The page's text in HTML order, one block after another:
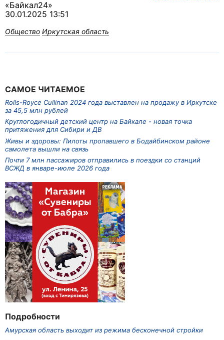
«Байкал24»
30.01.2025 13:51
Общество Иркутская область
САМОЕ ЧИТАЕМОЕ
Rolls-Royce Cullinan 2024 года выставлен на продажу в Иркутске
за 45,5 млн рублей
Круглогодичный детский центр на Байкале - новая точка
притяжения для Сибири и ДВ
Живы и здоровы: Пилоты пропавшего в Бодайбинском районе
самолета вышли на связь
Почти 7 млн пассажиров отправились в поездки со станций
ВСЖД в январе-июле 2026 года
Подробности
Амурская область выходит из режима бесконечной стройки